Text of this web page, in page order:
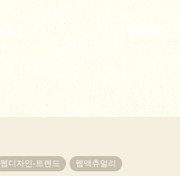
웹디자인-트렌드
웹액츄얼리